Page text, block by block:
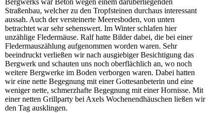
Bergwerks war Beton wegen einem darüberliegenden
Straßenbau, welcher zu den Tropfsteinen durchaus interessant
aussah. Auch der versteinerte Meeresboden, von unten
betrachtet war sehr sehenswert. Im Winter schlafen hier
unzählige Fledermäuse. Ralf hatte Bilder dabei, die bei einer
Fledermauszählung aufgenommen worden waren. Sehr
beeindruckt verließen wir nach ausgiebiger Besichtigung das
Bergwerk und schauten uns noch oberflächlich an, wo noch
weitere Bergwerke im Boden verborgen waren. Dabei hatten
wir eine nette Begegnung mit einer Gottesanbeterin und eine
weniger nette, schmerzhafte Begegnung mit einer Hornisse. Mit
einer netten Grillparty bei Axels Wochenendhäuschen ließen wir
den Tag ausklingen.